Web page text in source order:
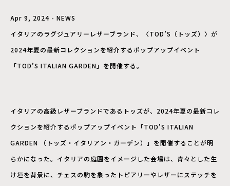
Apr 9, 2024 - NEWS
イタリアのラグジュアリーレザーブランド、〈TOD’S（トッズ）〉が
2024年夏の最新コレクションを紹介するポップアップイベント
「TOD’S ITALIAN GARDEN」を開催する。
イタリアの高級レザーブランドであるトッズが、2024年夏の最新コレ
クションを紹介するポップアップイベント「TOD’S ITALIAN
GARDEN （トッズ・イタリアン・ガーデン）」を開催することが明
らかになった。イタリアの庭園をイメージした会場は、青々とした生
け垣を背景に、チェスの駒を象ったトピアリーやレザーにステッチを